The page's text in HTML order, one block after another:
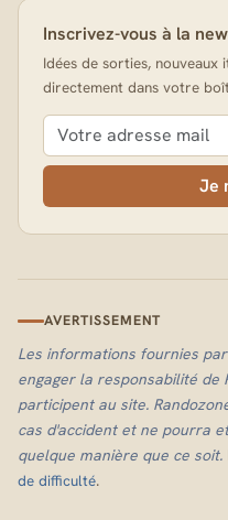
Inscrivez-vous à la
Idées de sorties, nouveaux
directement dans votre
Je
AVERTISSEMENT
Les informations fournies
engager la responsabilité de
participent au site.
cas d'accident et ne pourra
quelque manière que ce soit.
de difficulté.